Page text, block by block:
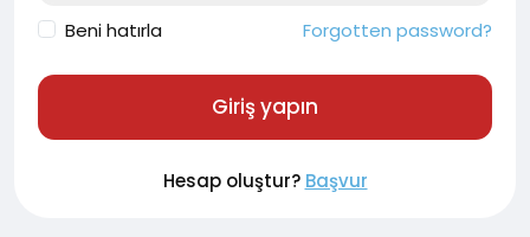
Beni hatırla Forgotten password?
Giriş yapın
Hesap oluştur? Başvur